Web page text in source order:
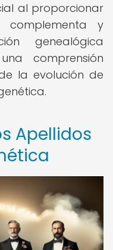
al proporcionar
complementa y
genealógica
comprensión
la evolución de
Apellidos